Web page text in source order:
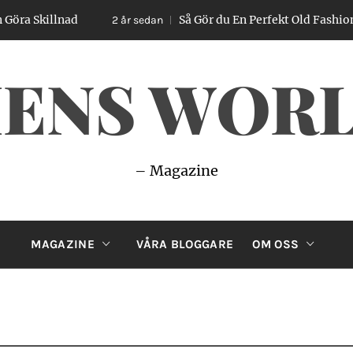
2 år sedan Så Gör du En Perfekt Old Fashioned – Enkel
– Magazine
MAGAZINE VÅRA BLOGGARE OM OSS